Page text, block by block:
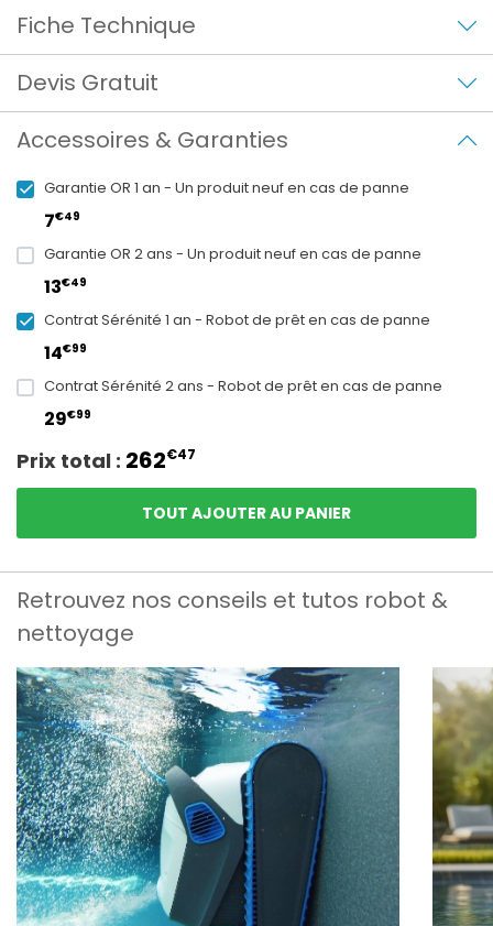
Fiche Technique
Devis Gratuit
Accessoires & Garanties
Garantie OR 1 an - Un produit neuf en cas de panne
7€49
Garantie OR 2 ans - Un produit neuf en cas de panne
13€49
Contrat Sérénité 1 an - Robot de prêt en cas de panne
14€99
Contrat Sérénité 2 ans - Robot de prêt en cas de panne
29€99
Prix total : 262€47
TOUT AJOUTER AU PANIER
Retrouvez nos conseils et tutos robot &
nettoyage